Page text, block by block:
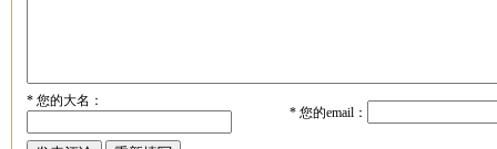
*您的大名：
*您的email：